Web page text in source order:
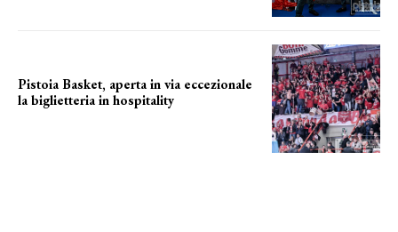
Pistoia Basket, aperta in via eccezionale
la biglietteria in hospitality